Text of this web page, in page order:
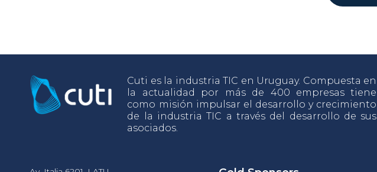
Cuti es la industria TIC en Uruguay. Compuesta en
la actualidad por más de 400 empresas tiene
como misión impulsar el desarrollo y crecimiento
de la industria TIC a través del desarrollo de sus
asociados.